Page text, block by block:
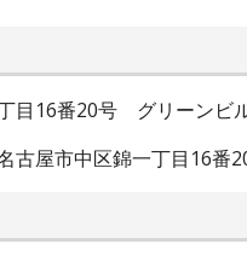
目16番20号 グリーンビ
古屋市中区錦一丁目16